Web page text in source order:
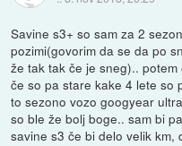
Savine s3+ so sam za 2
pozimi(govorim da se da po
že tak tak če je sneg)..
če so pa stare kake 4 lete so
to sezono vozo googyear
so ble že bolj boge.. sam bi
savine s3 če bi delo velik